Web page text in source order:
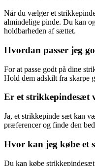
Når du vælger et
almindelige pinde. Du kan
holdbarheden af sættet.
Hvordan passer jeg
For at passe godt på dine
Hold dem adskilt fra skarpe
Er et strikkepindesæt
Ja, et strikkepinde sæt kan
præferencer og finde den
Hvor kan jeg købe et
Du kan købe